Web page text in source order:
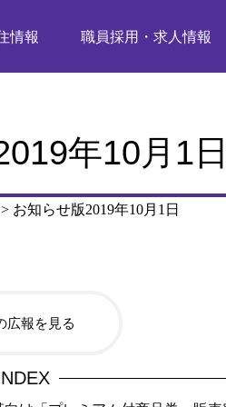
情報 職員採用・求人情報
年10月1
> お知らせ版2019年10月1日
広報を見る